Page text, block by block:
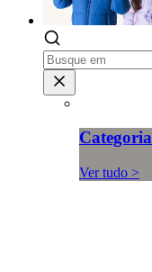
Categoria
Ver tudo >